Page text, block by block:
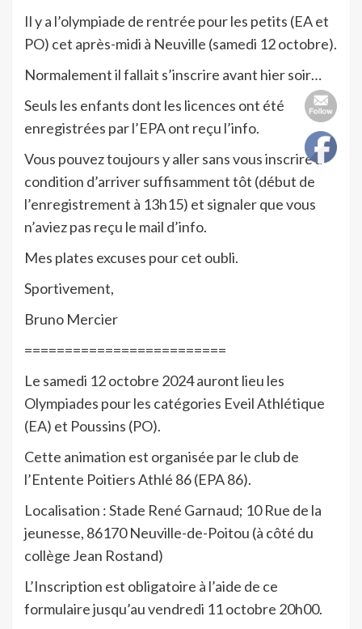
Il y a l’olympiade de rentrée pour les petits (EA et
PO) cet après-midi à Neuville (samedi 12 octobre).
Normalement il fallait s’inscrire avant hier soir…
Seuls les enfants dont les licences ont été
enregistrées par l’EPA ont reçu l’info.
Vous pouvez toujours y aller sans vous inscrire à
condition d’arriver suffisamment tôt (début de
l’enregistrement à 13h15) et signaler que vous
n’aviez pas reçu le mail d’info.
Mes plates excuses pour cet oubli.
Sportivement,
Bruno Mercier
=========================
Le samedi 12 octobre 2024 auront lieu les
Olympiades pour les catégories Eveil Athlétique
(EA) et Poussins (PO).
Cette animation est organisée par le club de
l’Entente Poitiers Athlé 86 (EPA 86).
Localisation : Stade René Garnaud; 10 Rue de la
jeunesse, 86170 Neuville-de-Poitou (à côté du
collège Jean Rostand)
L’Inscription est obligatoire à l’aide de ce
formulaire jusqu’au vendredi 11 octobre 20h00.